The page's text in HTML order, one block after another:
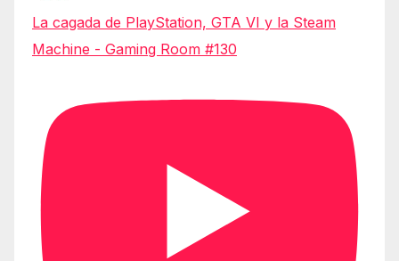
La cagada de PlayStation, GTA VI y la Steam
Machine - Gaming Room #130